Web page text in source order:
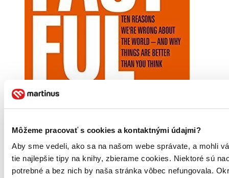
Môžeme pracovať s cookies a kontaktnými údajmi?
Aby sme vedeli, ako sa na našom webe správate, a mohli
tie najlepšie tipy na knihy, zbierame cookies. Niektoré sú
potrebné a bez nich by naša stránka vôbec nefungovala.